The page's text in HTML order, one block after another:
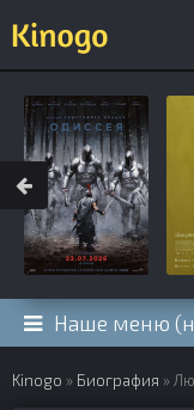
Наше меню
Kinogo » Биография »